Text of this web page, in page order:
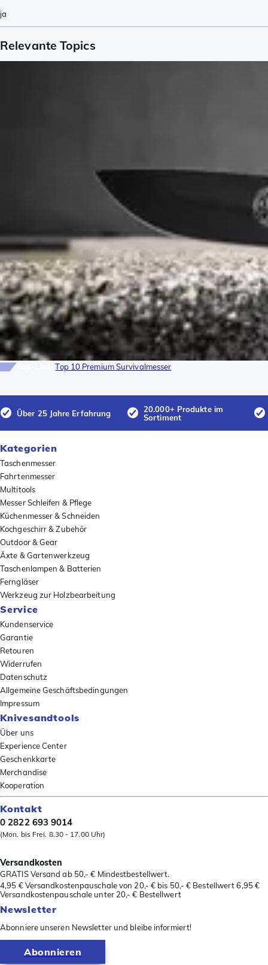
ja
Relevante Topics
Top-ListeTop 10 Premium Survivalmesser
Über 25 Jahre Erfahrung
20.000+ Produkte im
Sortiment
Kategorien
Taschenmesser
Fahrtenmesser
Multitools
Messer Schleifen & Pflege
Küchenmesser & Schneiden
Kochgeschirr & Zubehör
Outdoor & Gear
Äxte & Gartenwerkzeug
Taschenlampen & Batterien
Ferngläser
Werkzeug zur Holzbearbeitung
Service
Kundenservice
Garantie
Retouren
Widerrufen
Datenschutz
Allgemeine Geschäftsbedingungen
Impressum
Knivesandtools
Über uns
Experience Center
Geschenkkarte
Merchandise
Kooperation
Kontakt
0 2822 693 9014
(Mon. bis Frei. 8.30 - 17.00 Uhr)
Versandkosten
GRATIS Versand ab 50,- € Mindestbestellwert.
4,95 € Versandkostenpauschale von 20,- € bis 50,- € Bestellwert 6,95 €
Versandkostenpauschale unter 20,- € Bestellwert
Newsletter
Abonniere unseren Newsletter und bleibe informiert!
Abonnieren